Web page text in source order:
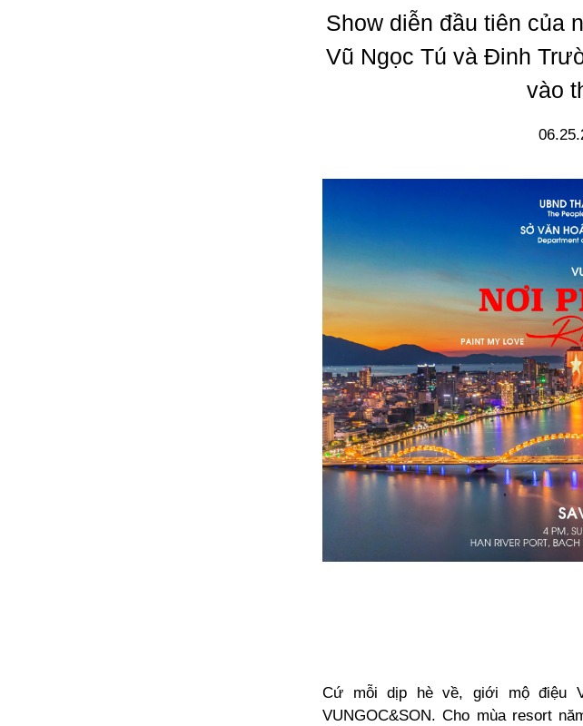
Show diễn đầu tiên của
Vũ Ngọc Tú và Đinh
vào
Cứ mỗi dịp hè về, giới mộ điệu
VUNGOC&SON. Cho mùa resort